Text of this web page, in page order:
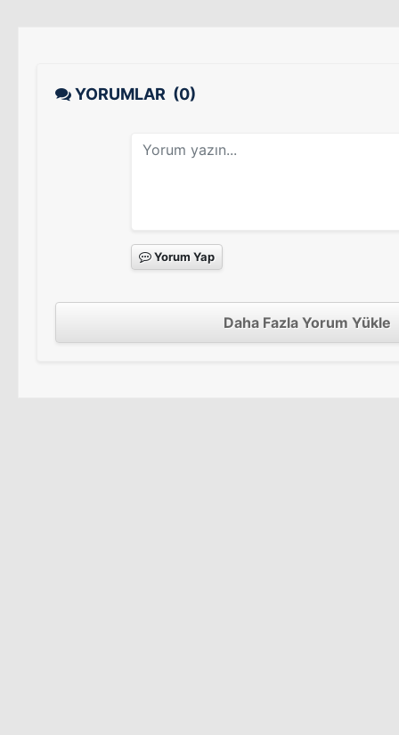
YORUMLAR (0)
Yorum Yap
Daha Fazla Yorum Yükle